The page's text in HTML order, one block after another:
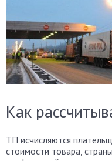
Как
ТП исчисляются
стоимости товара,